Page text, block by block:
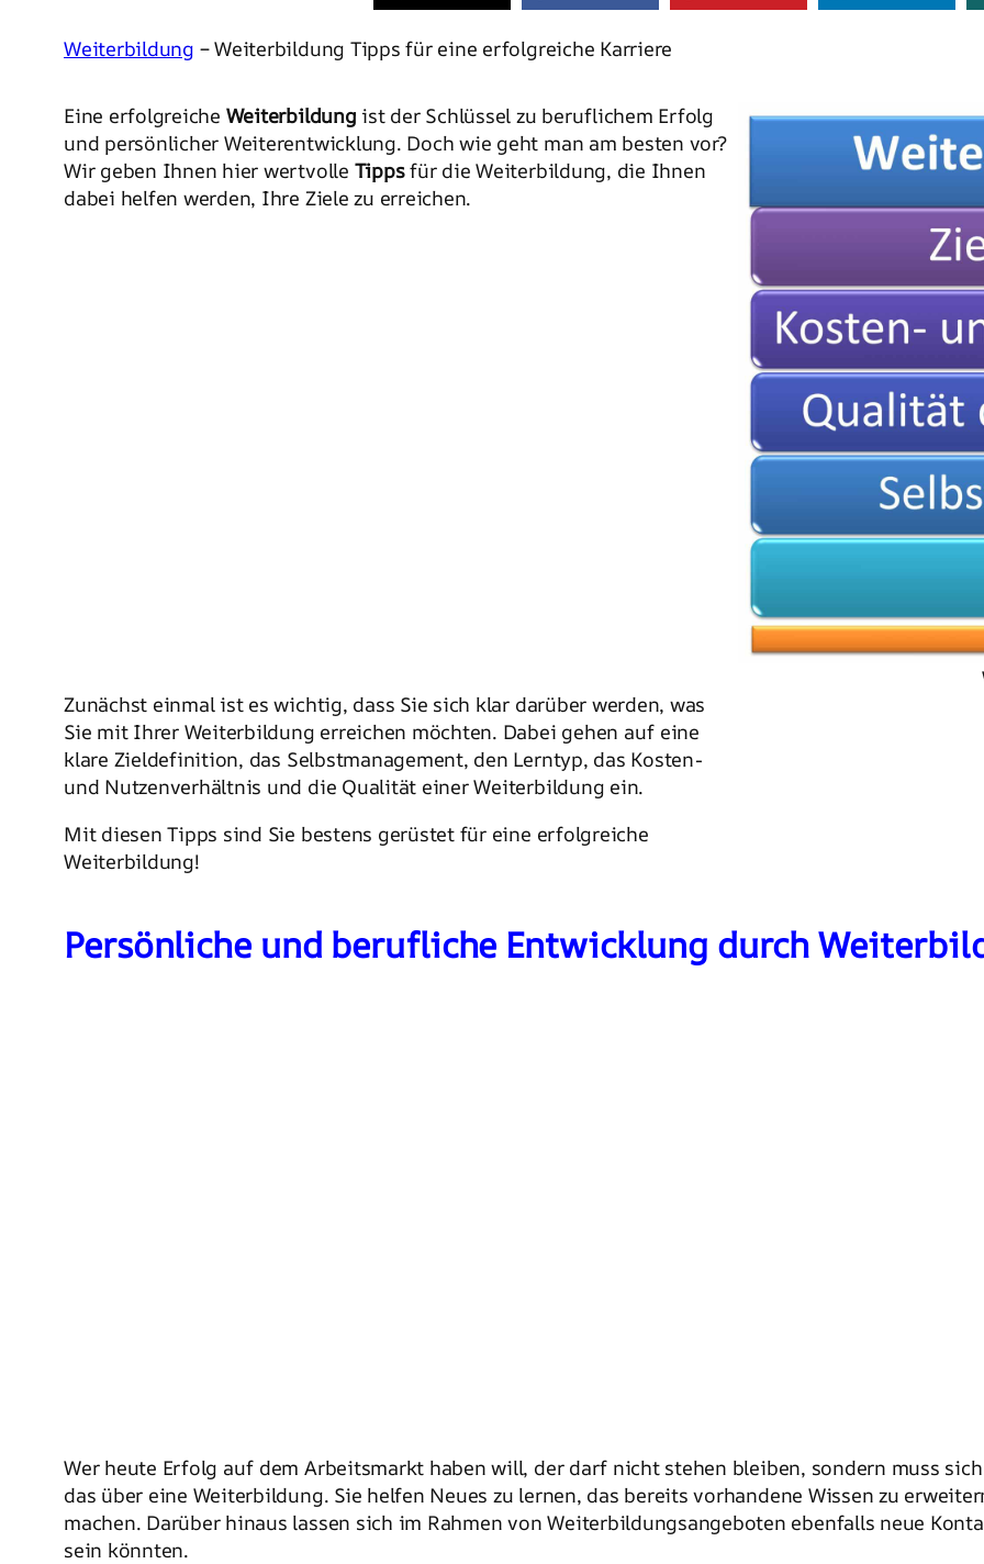
Weiterbildung – Weiterbildung Tipps für eine erfolgreiche Karriere
Eine erfolgreiche Weiterbildung ist der Schlüssel zu beruflichem Erfolg
und persönlicher Weiterentwicklung. Doch wie geht man am besten vor?
Wir geben Ihnen hier wertvolle Tippsfür die Weiterbildung, die Ihnen
dabei helfen werden, Ihre Ziele zu erreichen.
Zunächst einmal ist es wichtig, dass Sie sich klar darüber werden, was
Sie mit Ihrer Weiterbildung erreichen möchten. Dabei gehen auf eine
klare Zieldefinition, das Selbstmanagement, den Lerntyp, das Kosten-
und Nutzenverhältnis und die Qualität einer Weiterbildung ein.
Mit diesen Tipps sind Sie bestens gerüstet für eine erfolgreiche
Weiterbildung!
Persönliche und berufliche Entwicklung durch
Wer heute Erfolg auf dem Arbeitsmarkt haben will, der darf nicht stehen bleiben, sondern muss
das über eine Weiterbildung. Sie helfen Neues zu lernen, das bereits vorhandene Wissen zu
machen. Darüber hinaus lassen sich im Rahmen von Weiterbildungsangeboten ebenfalls neue
sein könnten.